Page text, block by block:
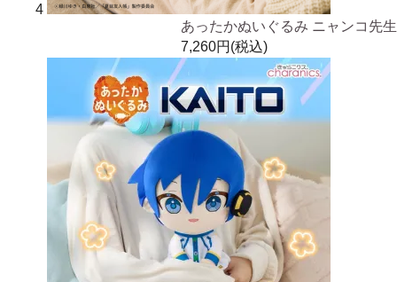
4
あったかぬいぐるみ ニャンコ先生
7,260円(税込)